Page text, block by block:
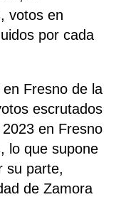
votos en
por cada
Fresno de la
escrutados
en Fresno
lo que supone
su parte,
de Zamora